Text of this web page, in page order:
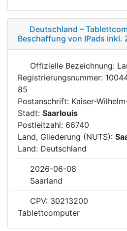
Deutschland –
Beschaffung von IPads inkl.
Offizielle Bezeichnung:
Registrierungsnummer:
85
Postanschrift: Kaiser-
Stadt: Saarlouis
Postleitzahl: 66740
Land, Gliederung (NUTS):
Land: Deutschland
2026-06-08
Saarland
CPV: 30213200
Tablettcomputer